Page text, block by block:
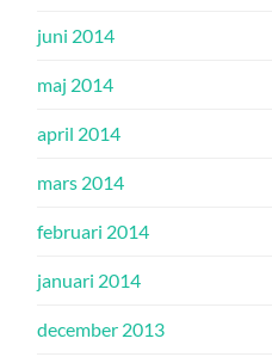
juni 2014
maj 2014
april 2014
mars 2014
februari 2014
januari 2014
december 2013